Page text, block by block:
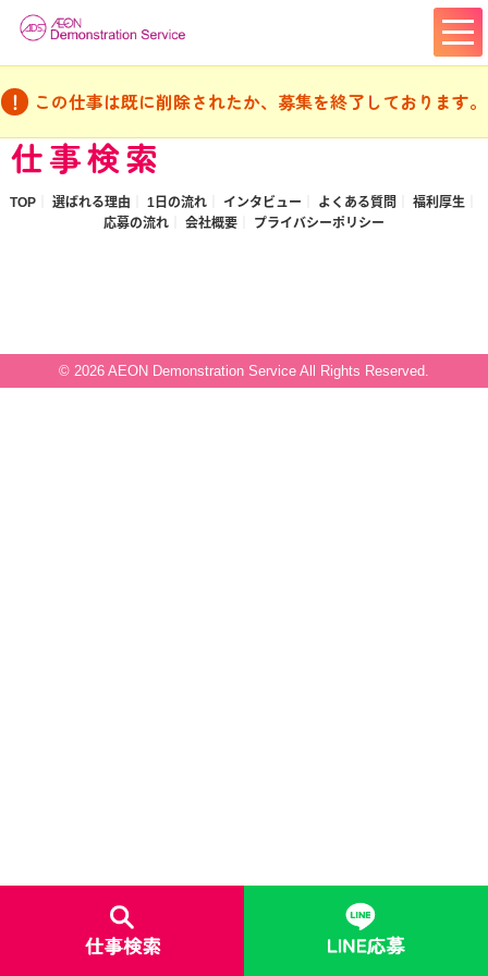
仕事検索
この仕事は既に削除されたか、募集を終了しております。
TOP 選ばれる理由 1日の流れ インタビュー よくある質問
福利厚生
応募の流れ
会社概要 プライバシーポリシー
© 2026 AEON Demonstration Service All Rights Reserved.